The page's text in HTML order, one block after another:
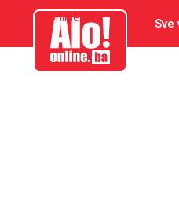
aloonline.ba Sve